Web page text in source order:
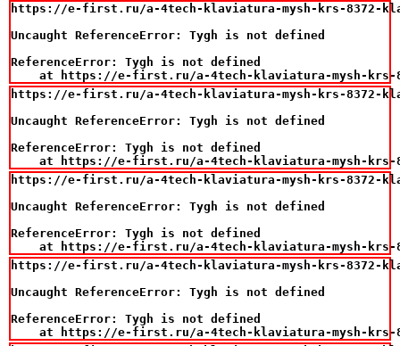
https://e-first.ru/a-4tech-klaviatura-mysh-krs-8372-klav-
Uncaught ReferenceError: Tygh is not defined
ReferenceError: Tygh is not defined
at https://e-first.ru/a-4tech-klaviatura-mysh-
https://e-first.ru/a-4tech-klaviatura-mysh-krs-8372-klav-
Uncaught ReferenceError: Tygh is not defined
ReferenceError: Tygh is not defined
at https://e-first.ru/a-4tech-klaviatura-mysh-
https://e-first.ru/a-4tech-klaviatura-mysh-krs-8372-klav-
Uncaught ReferenceError: Tygh is not defined
ReferenceError: Tygh is not defined
at https://e-first.ru/a-4tech-klaviatura-mysh-
https://e-first.ru/a-4tech-klaviatura-mysh-krs-8372-klav-
Uncaught ReferenceError: Tygh is not defined
ReferenceError: Tygh is not defined
at https://e-first.ru/a-4tech-klaviatura-mysh-